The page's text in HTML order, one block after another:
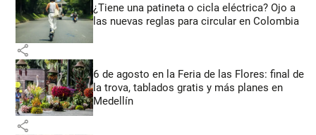
¿Tiene una patineta o cicla eléctrica? Ojo a
las nuevas reglas para circular en Colombia
share
6 de agosto en la Feria de las Flores: final de
la trova, tablados gratis y más planes en
Medellín
share